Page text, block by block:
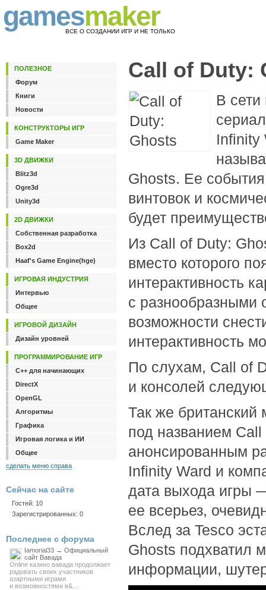
gamesmaker
ВСЕ О СОЗДАНИИ ИГР И НЕ ТОЛЬКО
Call of Duty:
В
Infinity
Ghosts. Ее
винтовок и
будет
Из Call of Duty:
вместо которого
интерактивность
с разнообразными
возможности
интерактивность
По слухам, Call of
и консолей
Так же британский
под названием
анонсированным
Infinity Ward и
дата выхода игры
ее всерьез,
Вслед за Tesco
Ghosts подхватил
информации,
ПОЛЕЗНОЕ
Форум
Книги
Новости
КОНСТРУКТОРЫ ИГР
Game Maker
3D ДВИЖКИ
Blitz3d
Ogre3d
Unity3d
2D ДВИЖКИ
Собственная разработка
Box2d
Haaf's Game Engine(hge)
ИГРОВАЯ ИНДУСТРИЯ
Интервью
Общее
ИГРОВОЙ ДИЗАЙН
Дизайн уровней
ПРОГРАММИРОВАНИЕ ИГР
C++ для начинающих
DirectX
OpenGL
Алгоритмы
Графика
Игровая логика и ИИ
Общее
сделать меню справа
Сейчас на сайте
Гостей: 10
Зарегистрированных: 0
Последнее с форума
Iamorial33 → Официальный
сайт Вавада
Online казино вавада продолжает
радовать своих участников
азартными играми
и возможностями в&...